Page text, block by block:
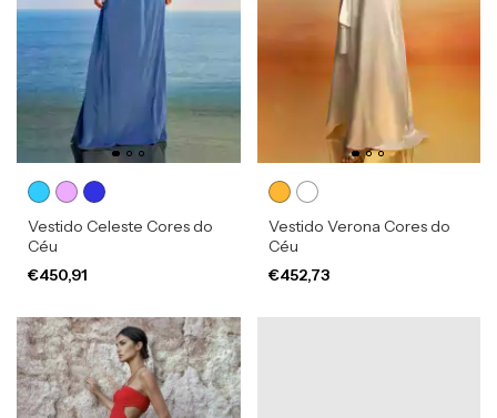
Vestido Celeste Cores do
Céu
€450,91
Vestido Verona Cores do
Céu
€452,73